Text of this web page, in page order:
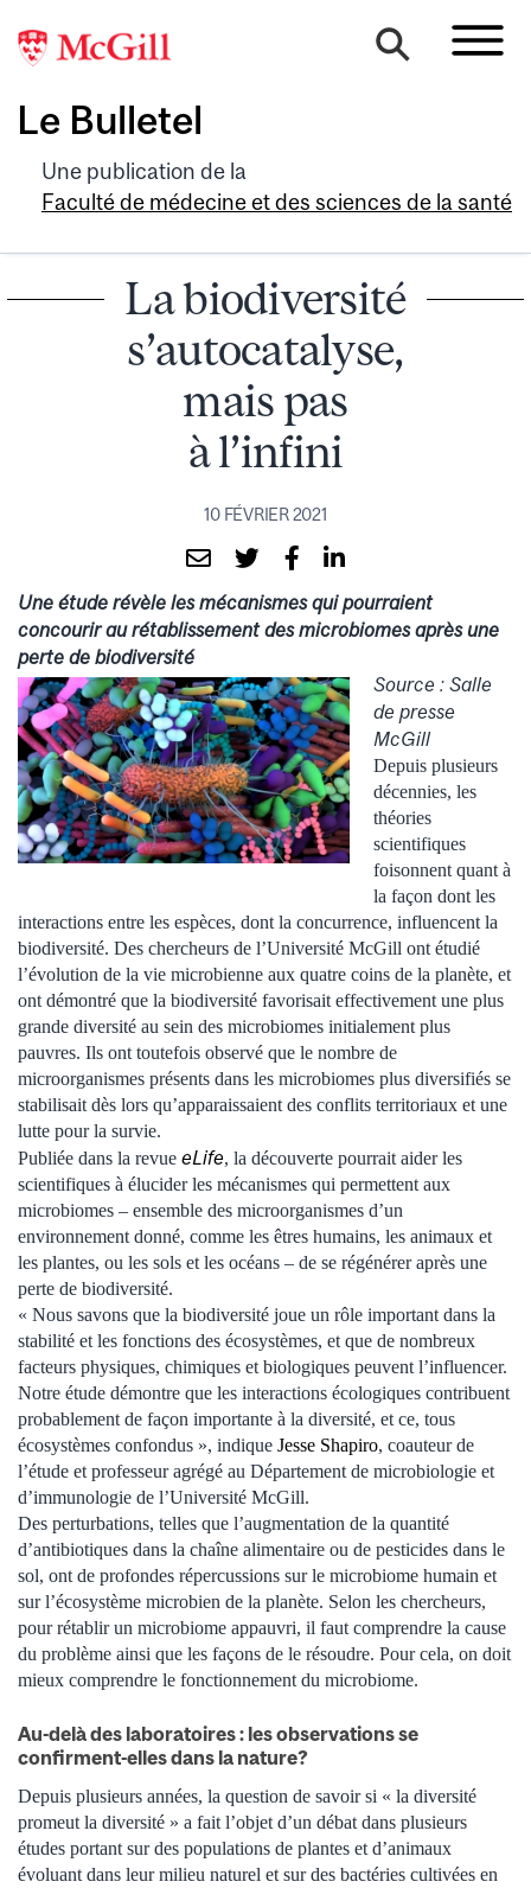
Le Bulletel
Une publication de la
Faculté de médecine et des sciences de la santé
La biodiversité
s’autocatalyse,
mais pas
à l’infini
10 FÉVRIER 2021
Une étude révèle les mécanismes qui pourraient
concourir au rétablissement des microbiomes après une
perte de biodiversité
Source : Salle
de presse
McGill
Depuis plusieurs
décennies, les
théories
scientifiques
foisonnent quant à
la façon dont les
interactions entre les espèces, dont la concurrence, influencent la
biodiversité. Des chercheurs de l’Université McGill ont étudié
l’évolution de la vie microbienne aux quatre coins de la planète, et
ont démontré que la biodiversité favorisait effectivement une plus
grande diversité au sein des microbiomes initialement plus
pauvres. Ils ont toutefois observé que le nombre de
microorganismes présents dans les microbiomes plus diversifiés se
stabilisait dès lors qu’apparaissaient des conflits territoriaux et une
lutte pour la survie.
Publiée dans la revue eLife, la découverte pourrait aider les
scientifiques à élucider les mécanismes qui permettent aux
microbiomes – ensemble des microorganismes d’un
environnement donné, comme les êtres humains, les animaux et
les plantes, ou les sols et les océans – de se régénérer après une
perte de biodiversité.
« Nous savons que la biodiversité joue un rôle important dans la
stabilité et les fonctions des écosystèmes, et que de nombreux
facteurs physiques, chimiques et biologiques peuvent l’influencer.
Notre étude démontre que les interactions écologiques contribuent
probablement de façon importante à la diversité, et ce, tous
écosystèmes confondus », indique Jesse Shapiro, coauteur de
l’étude et professeur agrégé au Département de microbiologie et
d’immunologie de l’Université McGill.
Des perturbations, telles que l’augmentation de la quantité
d’antibiotiques dans la chaîne alimentaire ou de pesticides dans le
sol, ont de profondes répercussions sur le microbiome humain et
sur l’écosystème microbien de la planète. Selon les chercheurs,
pour rétablir un microbiome appauvri, il faut comprendre la cause
du problème ainsi que les façons de le résoudre. Pour cela, on doit
mieux comprendre le fonctionnement du microbiome.
Au-delà des laboratoires : les observations se
confirment-elles dans la nature?
Depuis plusieurs années, la question de savoir si « la diversité
promeut la diversité » a fait l’objet d’un débat dans plusieurs
études portant sur des populations de plantes et d’animaux
évoluant dans leur milieu naturel et sur des bactéries cultivées en